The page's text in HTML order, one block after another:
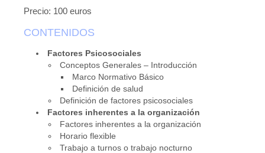
Ofertas de trabajo
Mándanos tu CV
Asociaciones
Protección Datos
Politica de Privacidad y Protección de Datos
Política de cookies
Contacto
Precio: 100 euros
CONTENIDOS
Factores Psicosociales
Conceptos Generales – Introducción
Marco Normativo Básico
Definición de salud
Definición de factores psicosociales
Factores inherentes a la organización
Factores inherentes a la organización
Horario flexible
Trabajo a turnos o trabajo nocturno